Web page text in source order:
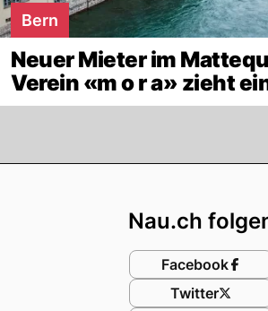
Bern
Neuer Mieter im
Verein «m o r a» zieht
Nau.ch
Facebook
Twitter